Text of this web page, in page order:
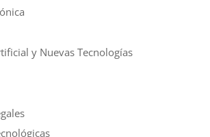
y Nuevas Tecnologías